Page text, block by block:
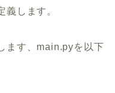
義します。
ます、main.pyを以下